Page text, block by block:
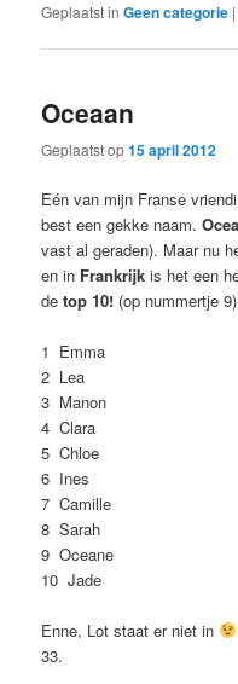
Geplaatst in Geen categorie
Oceaan
Geplaatst op15 april 2012
Eén van mijn Franse
best een gekke naam.
vast al geraden). Maar nu
en in Frankrijk is het een
detop 10! (op nummertje
1 Emma
2 Lea
3 Manon
4 Clara
5 Chloe
6 Ines
7 Camille
8 Sarah
9 Oceane
10 Jade
Enne, Lot staat er niet in
33.